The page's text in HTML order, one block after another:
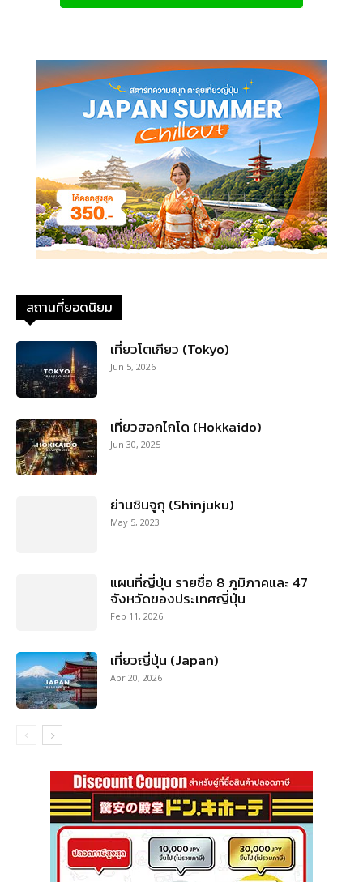
สถานที่ยอดนิยม
เที่ยวโตเกียว (Tokyo)
Jun 5, 2026
เที่ยวฮอกไกโด (Hokkaido)
Jun 30, 2025
ย่านชินจูกุ (Shinjuku)
May 5, 2023
แผนที่ญี่ปุ่น รายชื่อ 8 ภูมิภาคและ 47
จังหวัดของประเทศญี่ปุ่น
Feb 11, 2026
เที่ยวญี่ปุ่น (Japan)
Apr 20, 2026